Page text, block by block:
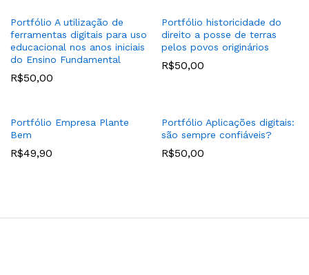
Portfólio A utilização de
ferramentas digitais para uso
educacional nos anos iniciais
do Ensino Fundamental
R$50,00
Portfólio historicidade do
direito a posse de terras
pelos povos originários
R$50,00
Portfólio Empresa Plante
Bem
R$49,90
Portfólio Aplicações digitais:
são sempre confiáveis?
R$50,00